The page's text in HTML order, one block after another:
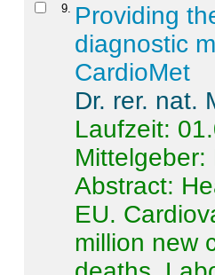
9
Providing
diagnostic
CardioMet
Dr. rer. nat.
Laufzeit:
Abstract:
EU.
million new